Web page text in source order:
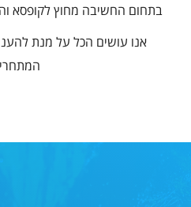
בתחום החשיבה מחוץ לקופסא
אנו עושים הכל על מנת